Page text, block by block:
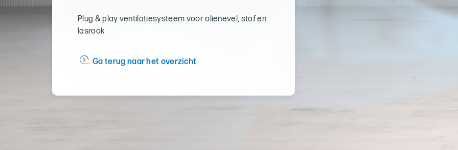
Plug & play ventilatiesysteem voor olienevel, stof en
lasrook
Ga terug naar het overzicht